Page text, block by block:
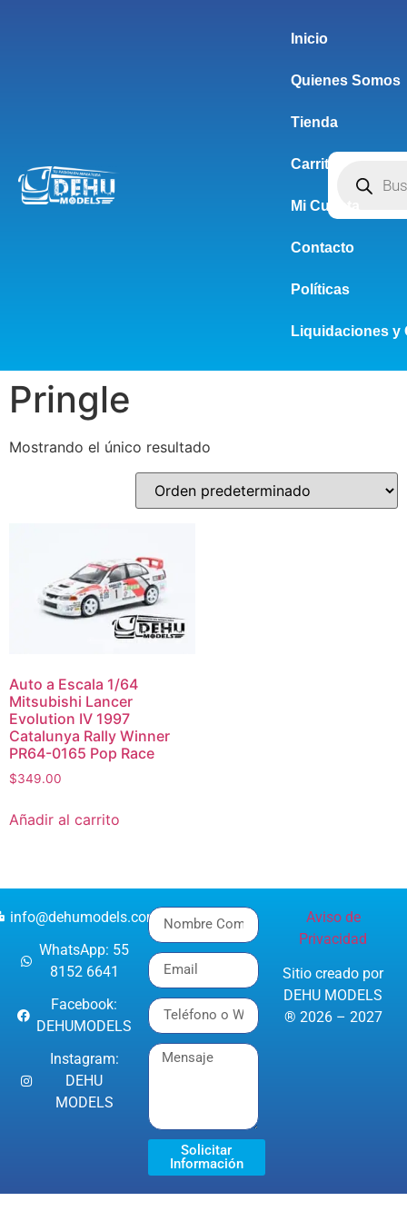
Inicio
Quienes Somos
Tienda
Carrito
Mi Cuenta
Contacto
Políticas
Liquidaciones y
Pringle
Mostrando el único resultado
Auto a Escala 1/64
Mitsubishi Lancer
Evolution IV 1997
Catalunya Rally Winner
PR64-0165 Pop Race
$349.00
Añadir al carrito
info@dehumodels.com
WhatsApp: 55
8152 6641
Facebook:
DEHUMODELS
Instagram:
DEHU
MODELS
Solicitar
Información
Aviso de
Privacidad
Sitio creado por
DEHU MODELS
® 2026 – 2027